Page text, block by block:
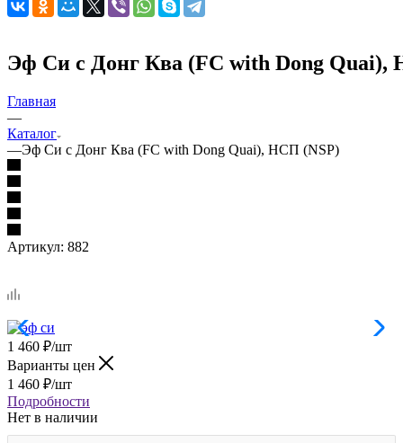
Эф Си с Донг Ква (FC with Dong Quai),
Главная
—
Каталог
—Эф Си с Донг Ква (FC with Dong Quai), НСП (NSP)
Артикул: 882
1 460 ₽/шт
Варианты цен
1 460 ₽/шт
Подробности
Нет в наличии